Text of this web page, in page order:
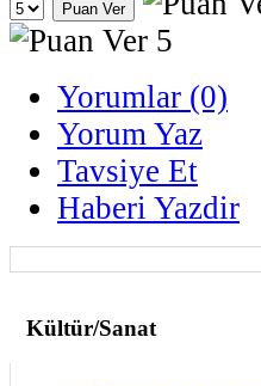
Yorumlar (0)
Yorum Yaz
Tavsiye Et
Haberi Yazdir
Kültür/Sanat